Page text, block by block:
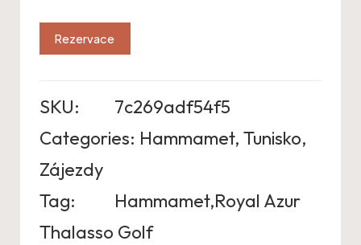
Rezervace
SKU:
7c269adf54f5
Categories: Hammamet, Tunisko,
Zájezdy
Tag:
Hammamet,Royal Azur
Thalasso Golf